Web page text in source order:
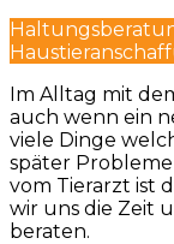
Im Alltag mit
auch wenn ein
viele Dinge
später
vom Tierarzt ist
wir uns die Zeit
beraten.